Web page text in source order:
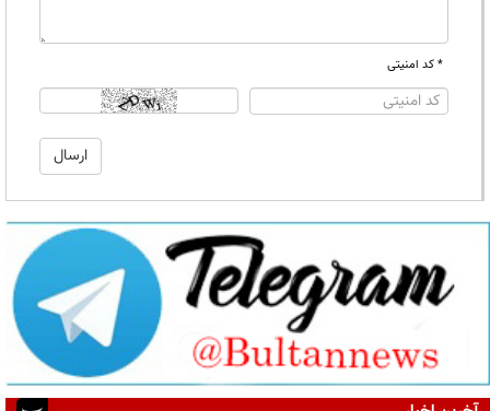
* کد امنیتی